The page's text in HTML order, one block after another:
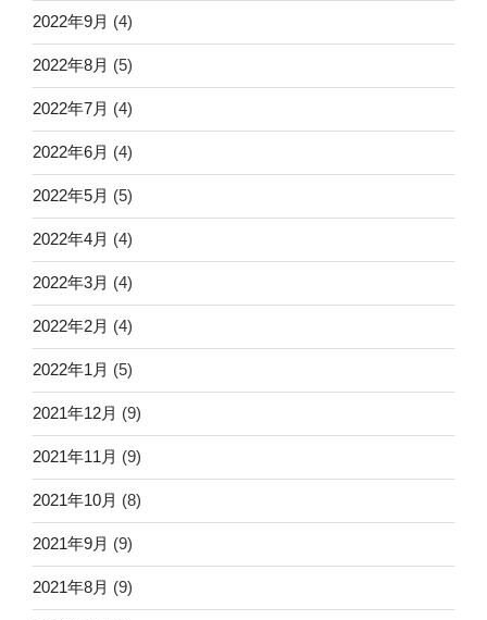
2022年9月 (4)
2022年8月 (5)
2022年7月 (4)
2022年6月 (4)
2022年5月 (5)
2022年4月 (4)
2022年3月 (4)
2022年2月 (4)
2022年1月 (5)
2021年12月 (9)
2021年11月 (9)
2021年10月 (8)
2021年9月 (9)
2021年8月 (9)